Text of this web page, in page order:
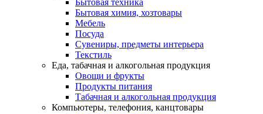
Бытовая техника
Бытовая химия, хозтовары
Мебель
Посуда
Сувениры, предметы интерьера
Текстиль
Еда, табачная и алкогольная продукция
Овощи и фрукты
Продукты питания
Табачная и алкогольная продукция
Компьютеры, телефония, канцтовары